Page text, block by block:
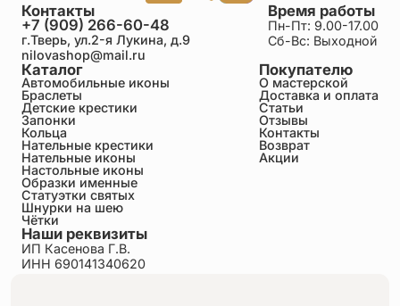
Каталог
Автомобильные иконы
Браслеты
Детские крестики
Запонки
Кольца
Нательные крестики
Нательные иконы
Настольные иконы
Образки именные
Статуэтки святых
Шнурки на шею
Чётки
Покупателю
О мастерской
Доставка и оплата
Статьи
Отзывы
Контакты
Возврат
Акции
Время работы
Пн-Пт: 9.00-17.00
Сб-Вс: Выходной
Контакты
+7 (909) 266-60-48
г.Тверь, ул.2-я Лукина, д.9
nilovashop@mail.ru
Наши реквизиты
ИП Касенова Г.В.
ИНН 690141340620